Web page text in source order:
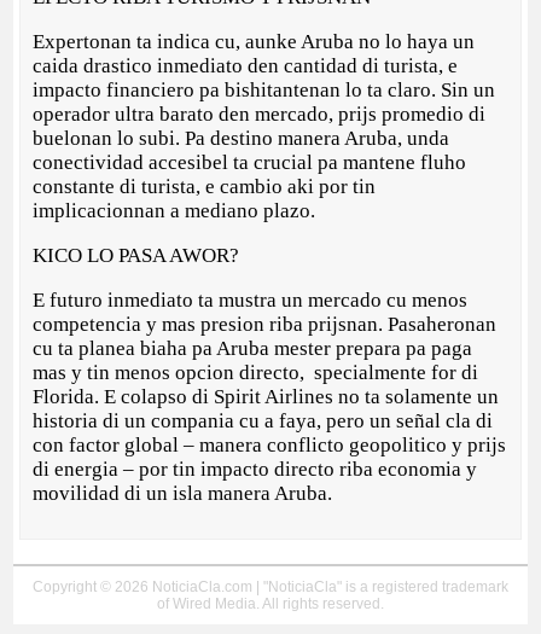
Expertonan ta indica cu, aunke Aruba no lo haya un
caida drastico inmediato den cantidad di turista, e
impacto financiero pa bishitantenan lo ta claro. Sin un
operador ultra barato den mercado, prijs promedio di
buelonan lo subi. Pa destino manera Aruba, unda
conectividad accesibel ta crucial pa mantene fluho
constante di turista, e cambio aki por tin
implicacionnan a mediano plazo.
KICO LO PASA AWOR?
E futuro inmediato ta mustra un mercado cu menos
competencia y mas presion riba prijsnan. Pasaheronan
cu ta planea biaha pa Aruba mester prepara pa paga
mas y tin menos opcion directo, specialmente for di
Florida. E colapso di Spirit Airlines no ta solamente un
historia di un compania cu a faya, pero un señal cla di
con factor global – manera conflicto geopolitico y prijs
di energia – por tin impacto directo riba economia y
movilidad di un isla manera Aruba.
Copyright © 2026 NoticiaCla.com | "NoticiaCla" is a registered trademark
of Wired Media. All rights reserved.